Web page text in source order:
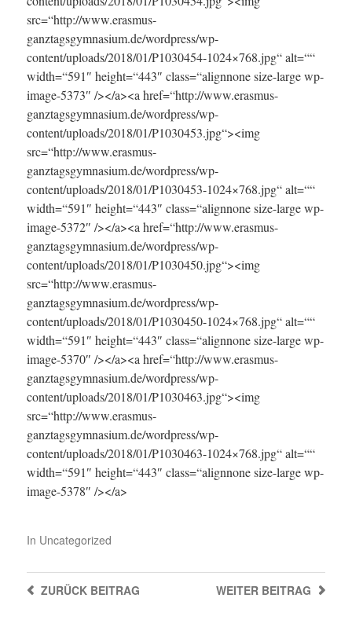
src=“http://www.erasmus-
ganztagsgymnasium.de/wordpress/wp-
content/uploads/2018/01/P1030454-1024×768.jpg“ alt=““
width=“591″ height=“443″ class=“alignnone size-large wp-
image-5373″ /></a><a href=“http://www.erasmus-
ganztagsgymnasium.de/wordpress/wp-
content/uploads/2018/01/P1030453.jpg“><img
src=“http://www.erasmus-
ganztagsgymnasium.de/wordpress/wp-
content/uploads/2018/01/P1030453-1024×768.jpg“ alt=““
width=“591″ height=“443″ class=“alignnone size-large wp-
image-5372″ /></a><a href=“http://www.erasmus-
ganztagsgymnasium.de/wordpress/wp-
content/uploads/2018/01/P1030450.jpg“><img
src=“http://www.erasmus-
ganztagsgymnasium.de/wordpress/wp-
content/uploads/2018/01/P1030450-1024×768.jpg“ alt=““
width=“591″ height=“443″ class=“alignnone size-large wp-
image-5370″ /></a><a href=“http://www.erasmus-
ganztagsgymnasium.de/wordpress/wp-
content/uploads/2018/01/P1030463.jpg“><img
src=“http://www.erasmus-
ganztagsgymnasium.de/wordpress/wp-
content/uploads/2018/01/P1030463-1024×768.jpg“ alt=““
width=“591″ height=“443″ class=“alignnone size-large wp-
image-5378″ /></a>
In Uncategorized
WEITER BEITRAG
ZURÜCKBEITRAG